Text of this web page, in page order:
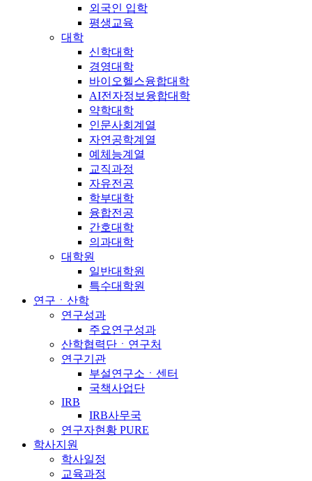
외국인 입학
평생교육
대학
신학대학
경영대학
바이오헬스융합대학
AI전자정보융합대학
약학대학
인문사회계열
자연공학계열
예체능계열
교직과정
자유전공
학부대학
융합전공
간호대학
의과대학
대학원
일반대학원
특수대학원
연구ㆍ산학
연구성과
주요연구성과
산학협력단ㆍ연구처
연구기관
부설연구소ㆍ센터
국책사업단
IRB
IRB사무국
연구자현황 PURE
학사지원
학사일정
교육과정